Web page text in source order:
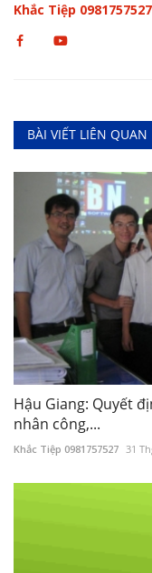
Khắc Tiệp 0981757527
BÀI VIẾT LIÊN QUAN
Hậu Giang: Quyết
nhân công,...
Khắc Tiệp 0981757527 31